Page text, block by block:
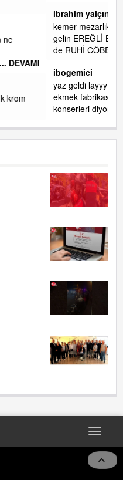
deniz kenarına giden yola
zamanında tüm ereğli
festivalleri başladı biz halk
diyoruz ağacum yaz
Toggle